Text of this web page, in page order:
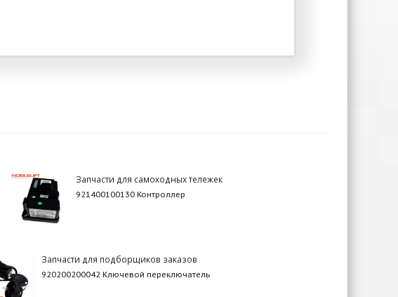
Запчасти для самоходных тележек
921400100130 Контроллер
Запчасти для подборщиков заказов
920200200042 Ключевой переключатель